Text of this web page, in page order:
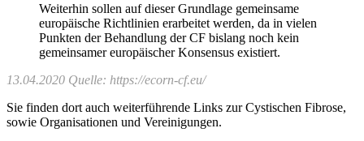
Weiterhin sollen auf dieser Grundlage gemeinsame
europäische Richtlinien erarbeitet werden, da in vielen
Punkten der Behandlung der CF bislang noch kein
gemeinsamer europäischer Konsensus existiert.
13.04.2020 Quelle: https://ecorn-cf.eu/
Sie finden dort auch weiterführende Links zur Cystischen Fibrose,
sowie Organisationen und Vereinigungen.